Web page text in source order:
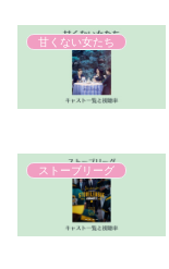
甘くない女たち
ストーブリーグ